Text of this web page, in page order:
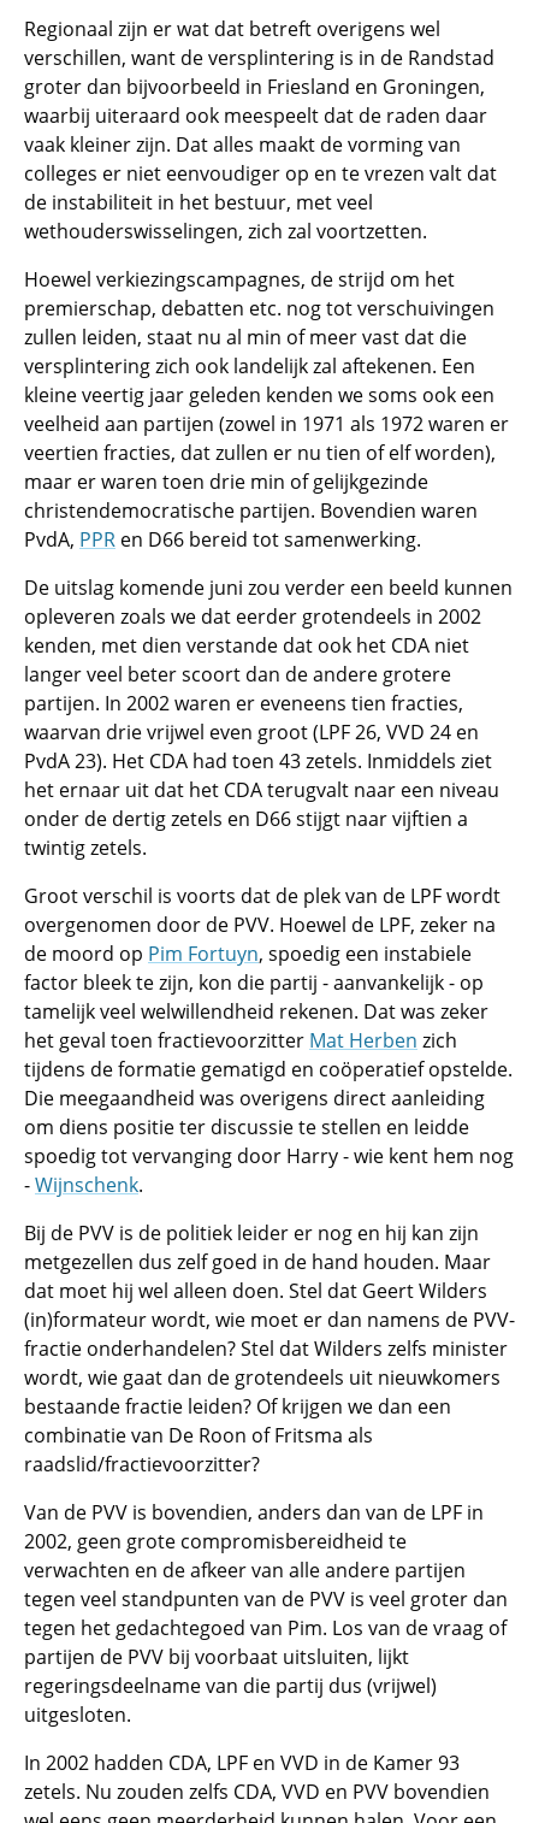
Regionaal zijn er wat dat betreft overigens wel
verschillen, want de versplintering is in de Randstad
groter dan bijvoorbeeld in Friesland en Groningen,
waarbij uiteraard ook meespeelt dat de raden daar
vaak kleiner zijn. Dat alles maakt de vorming van
colleges er niet eenvoudiger op en te vrezen valt dat
de instabiliteit in het bestuur, met veel
wethouderswisselingen, zich zal voortzetten.
Hoewel verkiezingscampagnes, de strijd om het
premierschap, debatten etc. nog tot verschuivingen
zullen leiden, staat nu al min of meer vast dat die
versplintering zich ook landelijk zal aftekenen. Een
kleine veertig jaar geleden kenden we soms ook een
veelheid aan partijen (zowel in 1971 als 1972 waren er
veertien fracties, dat zullen er nu tien of elf worden),
maar er waren toen drie min of gelijkgezinde
christendemocratische partijen. Bovendien waren
PvdA, PPR en D66 bereid tot samenwerking.
De uitslag komende juni zou verder een beeld kunnen
opleveren zoals we dat eerder grotendeels in 2002
kenden, met dien verstande dat ook het CDA niet
langer veel beter scoort dan de andere grotere
partijen. In 2002 waren er eveneens tien fracties,
waarvan drie vrijwel even groot (LPF 26, VVD 24 en
PvdA 23). Het CDA had toen 43 zetels. Inmiddels ziet
het ernaar uit dat het CDA terugvalt naar een niveau
onder de dertig zetels en D66 stijgt naar vijftien a
twintig zetels.
Groot verschil is voorts dat de plek van de LPF wordt
overgenomen door de PVV. Hoewel de LPF, zeker na
de moord op Pim Fortuyn, spoedig een instabiele
factor bleek te zijn, kon die partij - aanvankelijk - op
tamelijk veel welwillendheid rekenen. Dat was zeker
het geval toen fractievoorzitter Mat Herben zich
tijdens de formatie gematigd en coöperatief opstelde.
Die meegaandheid was overigens direct aanleiding
om diens positie ter discussie te stellen en leidde
spoedig tot vervanging door Harry - wie kent hem nog
-Wijnschenk.
Bij de PVV is de politiek leider er nog en hij kan zijn
metgezellen dus zelf goed in de hand houden. Maar
dat moet hij wel alleen doen. Stel dat Geert Wilders
(in)formateur wordt, wie moet er dan namens de PVV-
fractie onderhandelen? Stel dat Wilders zelfs minister
wordt, wie gaat dan de grotendeels uit nieuwkomers
bestaande fractie leiden? Of krijgen we dan een
combinatie van De Roon of Fritsma als
raadslid/fractievoorzitter?
Van de PVV is bovendien, anders dan van de LPF in
2002, geen grote compromisbereidheid te
verwachten en de afkeer van alle andere partijen
tegen veel standpunten van de PVV is veel groter dan
tegen het gedachtegoed van Pim. Los van de vraag of
partijen de PVV bij voorbaat uitsluiten, lijkt
regeringsdeelname van die partij dus (vrijwel)
uitgesloten.
In 2002 hadden CDA, LPF en VVD in de Kamer 93
zetels. Nu zouden zelfs CDA, VVD en PVV bovendien